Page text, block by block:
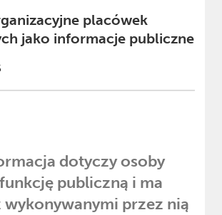
placówek
jako informacje publiczne
dotyczy osoby
publiczną i ma
wykonywanymi przez nią